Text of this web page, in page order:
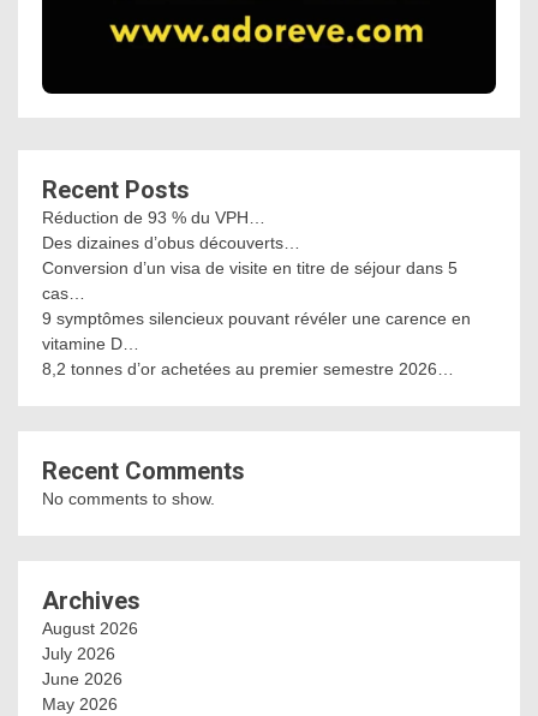
Recent Posts
Réduction de 93 % du VPH…
Des dizaines d’obus découverts…
Conversion d’un visa de visite en titre de séjour dans 5
cas…
9 symptômes silencieux pouvant révéler une carence en
vitamine D…
8,2 tonnes d’or achetées au premier semestre 2026…
Recent Comments
No comments to show.
Archives
August 2026
July 2026
June 2026
May 2026